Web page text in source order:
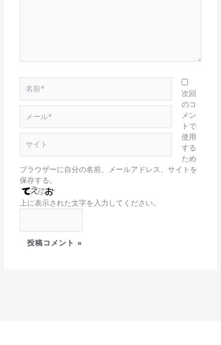
前
*
ー
ル
次回
のコ
メン
トで
使用
する
ため
ブラウザーに自分の名前、メールアドレス、サイトを
保存する。
上に表示された文字を入力してください。